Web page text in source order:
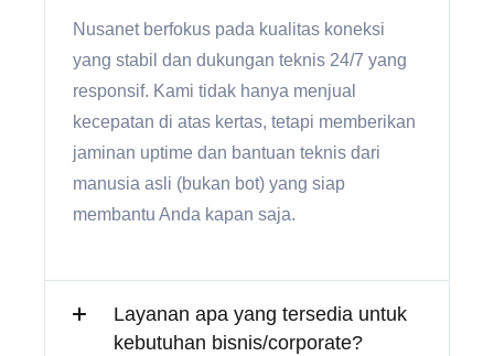
Nusanet berfokus pada kualitas koneksi
yang stabil dan dukungan teknis 24/7 yang
responsif. Kami tidak hanya menjual
kecepatan di atas kertas, tetapi memberikan
jaminan uptime dan bantuan teknis dari
manusia asli (bukan bot) yang siap
membantu Anda kapan saja.
Layanan apa yang tersedia untuk
kebutuhan bisnis/corporate?